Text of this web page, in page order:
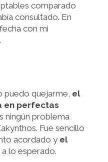
comparado
consultado. En
con mi
puedo quejarme, el
en perfectas
ningún problema
Fue sencillo
acordado y el
a lo esperado.